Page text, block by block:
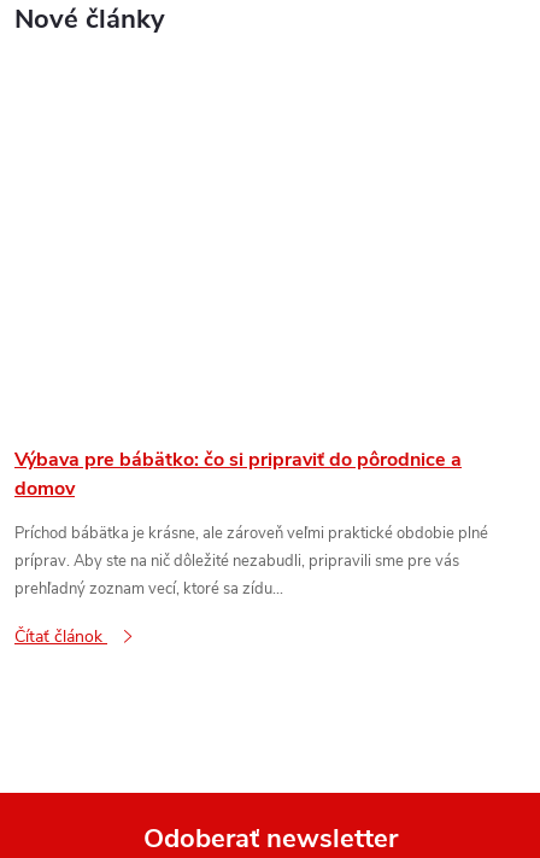
Nové články
Výbava pre bábätko: čo si pripraviť do pôrodnice a
domov
Príchod bábätka je krásne, ale zároveň veľmi praktické obdobie plné
príprav. Aby ste na nič dôležité nezabudli, pripravili sme pre vás
prehľadný zoznam vecí, ktoré sa zídu...
Čítať článok
Odoberať newsletter